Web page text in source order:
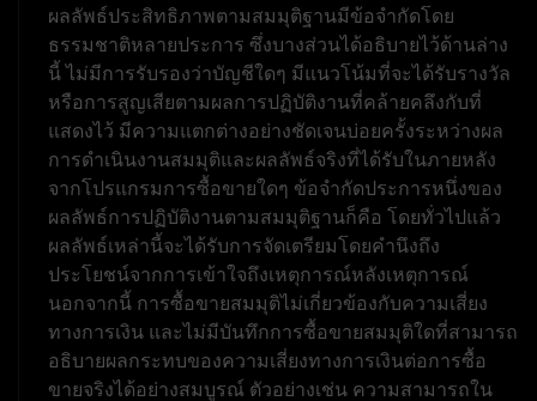
ผลลัพธ์ประสิทธิภาพตามสมมุติฐานมีข้อจำกัดโดย
ธรรมชาติหลายประการ ซึ่งบางส่วนได้อธิบายไว้ด้านล่าง
นี้ ไม่มีการรับรองว่าบัญชีใดๆ มีแนวโน้มที่จะได้รับรางวัล
หรือการสูญเสียตามผลการปฏิบัติงานที่คล้ายคลึงกับที่
แสดงไว้ มีความแตกต่างอย่างชัดเจนบ่อยครั้งระหว่างผล
การดำเนินงานสมมุติและผลลัพธ์จริงที่ได้รับในภายหลัง
จากโปรแกรมการซื้อขายใดๆ ข้อจำกัดประการหนึ่งของ
ผลลัพธ์การปฏิบัติงานตามสมมุติฐานก็คือ โดยทั่วไปแล้ว
ผลลัพธ์เหล่านี้จะได้รับการจัดเตรียมโดยคำนึงถึง
ประโยชน์จากการเข้าใจถึงเหตุการณ์หลังเหตุการณ์
นอกจากนี้ การซื้อขายสมมุติไม่เกี่ยวข้องกับความเสี่ยง
ทางการเงิน และไม่มีบันทึกการซื้อขายสมมุติใดที่สามารถ
อธิบายผลกระทบของความเสี่ยงทางการเงินต่อการซื้อ
ขายจริงได้อย่างสมบูรณ์ ตัวอย่างเช่น ความสามารถใน